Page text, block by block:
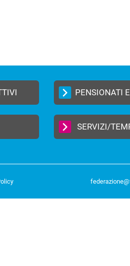
PENSIONATI
SERVIZI/